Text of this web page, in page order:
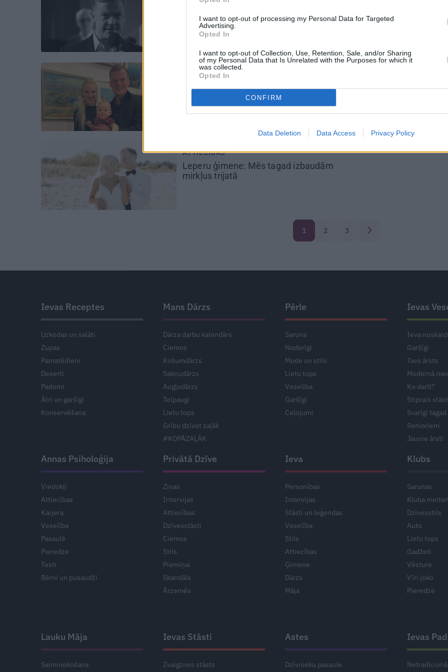
I want to opt-out of processing my Personal Data for Targeted
Advertising.
Opted In
I want to opt-out of Collection, Use, Retention, Sale, and/or Sharing
of my Personal Data that Is Unrelated with the Purposes for which it
was collected.
Opted In
CONFIRM
Data Deletion Data Access Privacy Policy
Iemesls pārsteidz!
INTERESANTI
Lepers no kartona kastēmuzceļ savai
ATTIECĪBAS
Leperu ģimene: Mēs tagad izbaudām
mirkļus trijatā
1 2 3 Nākamā
Ievas Receptes
Uzkodas un salāti
Zupas
Pamatēdieni
Deserti
Padomi
Ātri un garšīgi
Konservēšana
Mans Dārzs
Dārza darbu kalendārs
Ciemos
Košumdārzs
Sakņudārzs
Augļudārzs
Telpaugi
Lietu tops
Gribu dzīvot zaļāk
#KOPĀZAĻĀK
Pērle
Saruna
Noderīgi
Mode un stils
Lietu tops
Veselība
Garšīgi
Ceļojumi
Ievas
Ieva
Garšīgi
Tavs ārsts
Modernā
Ko darīt?
Stiprais
Svarīgi tagad
Senioriem
Jaunie ārsti
Annas Psiholoģija
Viedokļi
Attiecības
Karjera
Veselība
Pasaulē
Pieredze
Testi
Bērni un pusaudži
Privātā Dzīve
Ziņas
Intervijas
Attiecības
Dzīvesstāsti
Ciemos
Stils
Piemiņai
Skandāls
Ārzemēs
Ieva
Personības
Intervijas
Stāsti un leģendas
Veselība
Stils
Attiecības
Ģimene
Dārzs
Māja
Klubs
Sarunas
Kluba
Dzīvesstils
Auto
Lietu tops
Gadžeti
Vēsture
Vīri joko
Pieredze
Lauku Māja
Saimniekošana
Ievas Stāsti
Zvaigznes stāsts
Astes
Dzīvnieku pasaule
Ievas